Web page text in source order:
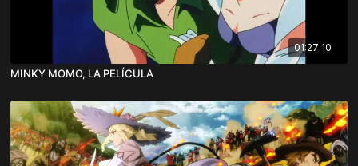
01:27:10
MINKY MOMO, LA PELÍCULA